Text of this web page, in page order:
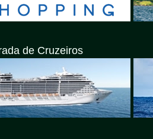
de Cruzeiros